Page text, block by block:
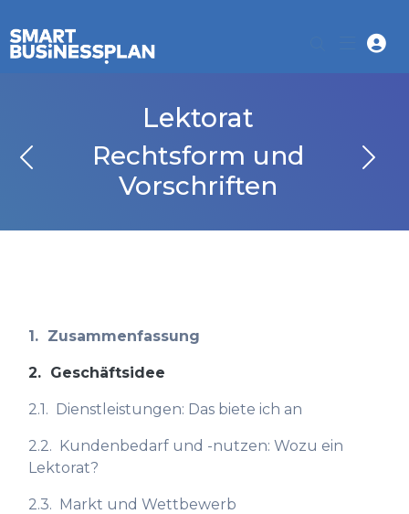
Lektorat
Rechtsform und
Vorschriften
1. Zusammenfassung
2. Geschäftsidee
2.1. Dienstleistungen: Das biete ich an
2.2. Kundenbedarf und -nutzen: Wozu ein
Lektorat?
2.3. Markt und Wettbewerb